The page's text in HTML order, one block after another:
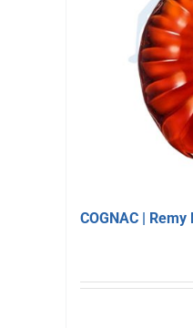
COGNAC |